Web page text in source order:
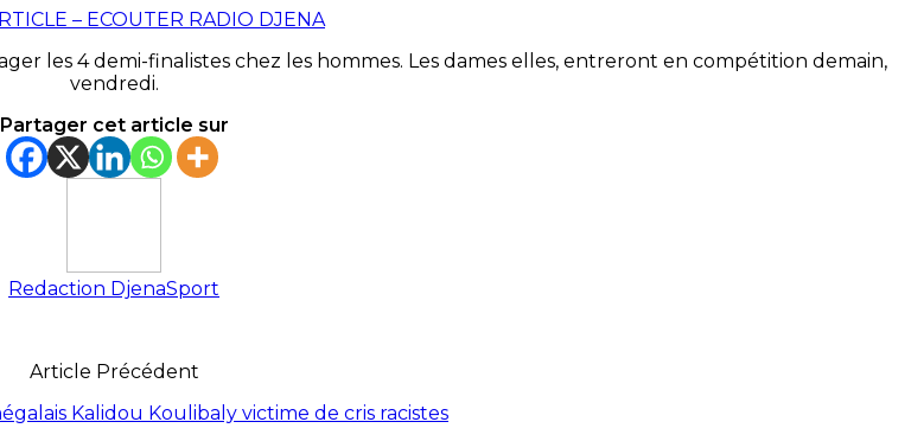
les 4 demi-finalistes chez les hommes. Les dames elles, entreront en compétition demain,
vendredi.
Partager cet article sur
Redaction DjenaSport
Article Précédent
Kalidou Koulibaly victime de cris racistes